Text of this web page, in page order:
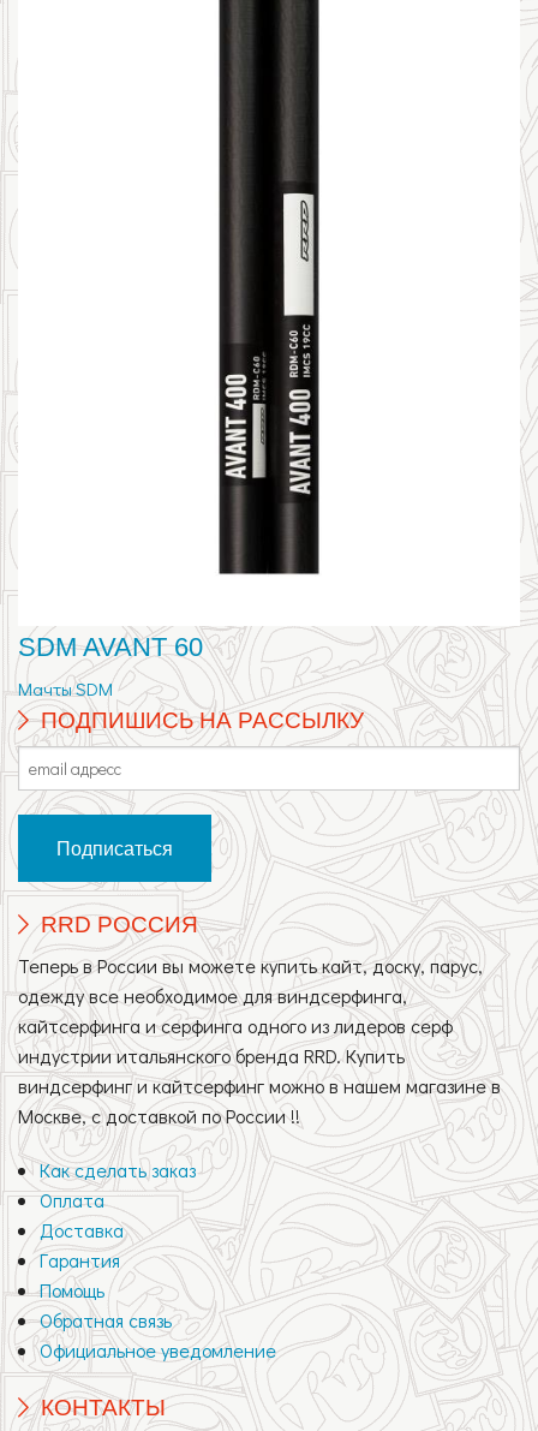
SDM AVANT 60
Мачты SDM
ПОДПИШИСЬ НА РАССЫЛКУ
RRD РОССИЯ
Теперь в России вы можете купить кайт, доску, парус,
одежду все необходимое для виндсерфинга,
кайтсерфинга и серфинга одного из лидеров серф
индустрии итальянского бренда RRD. Купить
виндсерфинг и кайтсерфинг можно в нашем магазине в
Москве, с доставкой по России !!
Как сделать заказ
Оплата
Доставка
Гарантия
Помощь
Обратная связь
Официальное уведомление
КОНТАКТЫ